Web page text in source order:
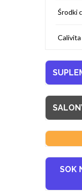
Środki
SOK